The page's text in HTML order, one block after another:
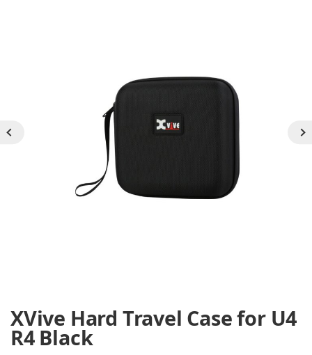
XVive Hard Travel Case for U4
R4 Black